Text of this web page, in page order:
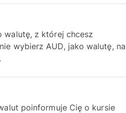
walutę, z której chcesz
wybierz AUD, jako walutę, na
poinformuje Cię o kursie